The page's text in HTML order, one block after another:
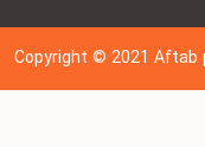
Copyright © 202 1